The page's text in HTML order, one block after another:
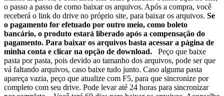
o passo a passo de como baixar os arquivos. Após a compra, você
receberá o link do drive no próprio site, para baixar os arquivos. Se
o pagamento for efetuado por outro meio, como boleto
bancário, o produto estará liberado após a compensação do
pagamento. Para baixar os arquivos basta acessar a página de
minha conta e clicar na opção de download.
Peço que baixe
pasta por pasta, pois devido ao tamanho dos arquivos, pode ser que
vá faltando arquivos, caso baixe tudo junto. Caso alguma pasta
apareça vazia, peço que atualize com F5, para que sincronize por
completo com seu drive. Pode levar até 24 horas para sincronizar